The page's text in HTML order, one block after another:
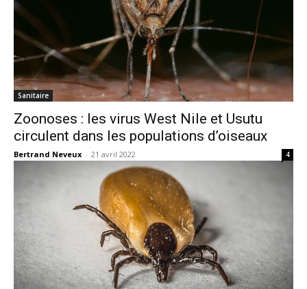
Sanitaire
Zoonoses : les virus West Nile et Usutu
circulent dans les populations d’oiseaux
Bertrand Neveux - 21 avril 2022 4